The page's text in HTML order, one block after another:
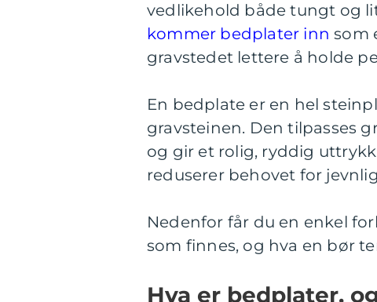
vedlikehold både tungt og
kommer bedplater inn som
gravstedet lettere å holde
En bedplate er en hel
gravsteinen. Den tilpasses
og gir et rolig, ryddig
reduserer behovet for
Nedenfor får du en enkel
som finnes, og hva en bør
Hva er bedplater,